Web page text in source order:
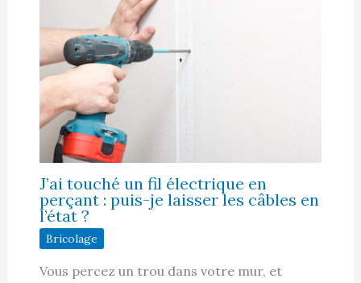
J’ai touché un fil électrique en
perçant : puis-je laisser les câbles en
l’état ?
Bricolage
Vous percez un trou dans votre mur, et